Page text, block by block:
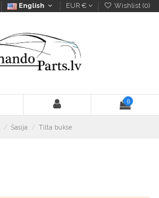
English EUR € Wishlist (0)
0
Šasija Tilta bukse